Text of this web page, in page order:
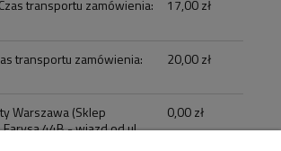
transportu zamówienia:
17,00 zł
transportu zamówienia:
20,00 zł
Warszawa(Sklep
44B - wjazd od ul.
0,00 zł